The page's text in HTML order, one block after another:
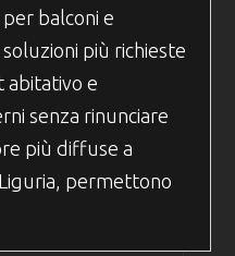
balconi e
più richieste
abitativo e
senza rinunciare
più diffuse a
permettono